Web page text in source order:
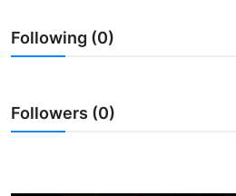
Usadha
Indonesia
Following (0)
Followers (0)